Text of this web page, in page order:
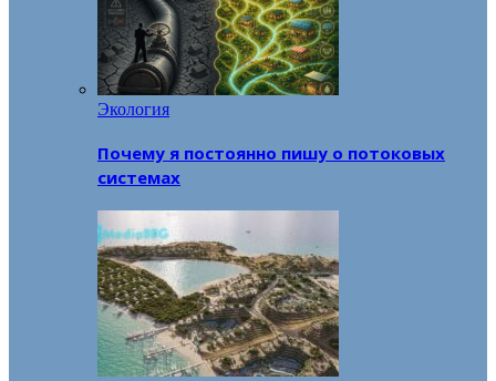
Экология
Почему я постоянно пишу о потоковых
системах